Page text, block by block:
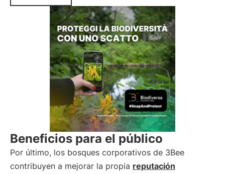
Beneficios para el público
Por último, los bosques corporativos de 3Bee
contribuyen a mejorar la propia reputación